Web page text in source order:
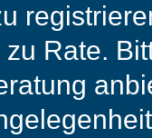
zu Rate.